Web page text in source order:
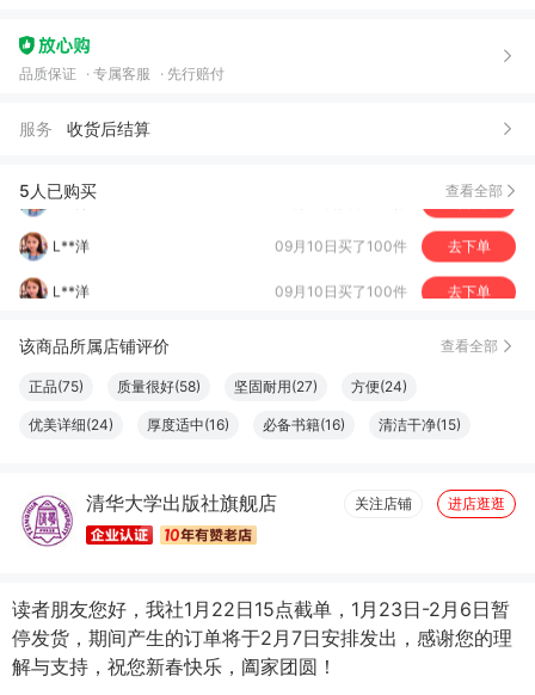
品质保证 专属客服 先行赔付
服务 收货后结算
5人已购买 查看全部
去下单
去下单
该商品所属店铺评价 查看全部
正品(75) 质量很好(58) 坚固耐用(27) 方便(24)
优美详细(24) 厚度适中(16) 必备书籍(16) 清洁干净(15)
图文清晰(8) 纸张精良(8) 触感良好(7) 设计一流(7)
清华大学出版社旗舰店 关注店铺 进店逛逛
读者朋友您好，我社1月22日15点截单，1月23日-2月6日暂
停发货，期间产生的订单将于2月7日安排发出，感谢您的理
解与支持，祝您新春快乐，阖家团圆！